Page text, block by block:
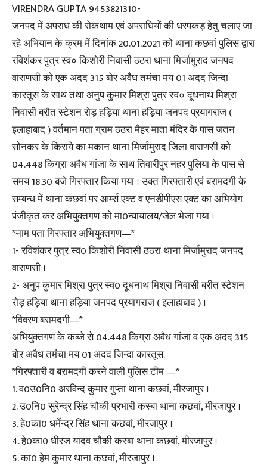
VIRENDRA GUPTA 9453821310-
जनपद में अपराध की रोकथाम एवं अपराधियों की धरपकड़ हेतु चलाए जा
रहे अभियान के क्रम में दिनांक 20.01.2021 को थाना कछवां पुलिस द्वारा
रविशंकर पुत्र स्व० किशोरी निवासी ठठरा थाना मिर्जामुराद जनपद
वाराणसी को एक अदद 315 बोर अवैध तमंचा मय 01 अदद जिन्दा
कारतूस के साथ तथा अनुप कुमार मिश्रा पुत्र स्व० दूधनाथ मिश्रा
निवासी बरौत स्टेशन रोड़ हड़िया थाना हड़िया जनपद प्रयागराज (
इलाहाबाद ) वर्तमान पता ग्राम ठठरा मैहर माता मंदिर के पास जतन
सोनकर के किराये का मकान थाना मिर्जामुराद जिला वाराणसी को
04.448 किग्रा अवैध गांजा के साथ तिवारीपुर नहर पुलिया के पास से
समय 18.30 बजे गिरफ्तार किया गया । उक्त गिरफ्तारी एवं बरामदगी के
सम्बन्ध में थाना कछवां पर आर्म्स एक्ट व एनडीपीएस एक्ट का अभियोग
पंजीकृत कर अभियुक्तगण को मा0न्यायालय/जेल भेजा गया ।
*नाम पता गिरफ्तार अभियुक्तगण—*
1- रविशंकर पुत्र स्व0 किशोरी निवासी ठठरा थाना मिर्जामुराद जनपद
वाराणसी ।
2- अनुप कुमार मिश्रा पुत्र स्व0 दूधनाथ मिश्रा निवासी बरीत स्टेशन
रोड़ हड़िया थाना हड़िया जनपद प्रयागराज ( इलाहाबाद ) ।
*विवरण बरामदगी—*
अभियुक्तगण के कब्जे से 04.448 किग्रा अवैध गांजा व एक अदद 315
बोर अवैध तमंचा मय 01 अदद जिन्दा कारतूस.
*गिरफ्तारी व बरामदगी करने वाली पुलिस टीम —*
1. व0उ0नि0 अरविन्द कुमार गुप्ता थाना कछवां, मीरजापुर ।
2. उ0नि0 सुरेन्द्र सिंह चौकी प्रभारी कस्बा थाना कछवां, मीरजापुर ।
3. हे0का0 धर्मेन्द्र सिंह थाना कछवां, मीरजापुर ।
4. हे0का0 धीरज यादव चौकी कस्बा थाना कछवां, मीरजापुर ।
5. का0 हेम कुमार थाना कछवां, मीरजापुर ।